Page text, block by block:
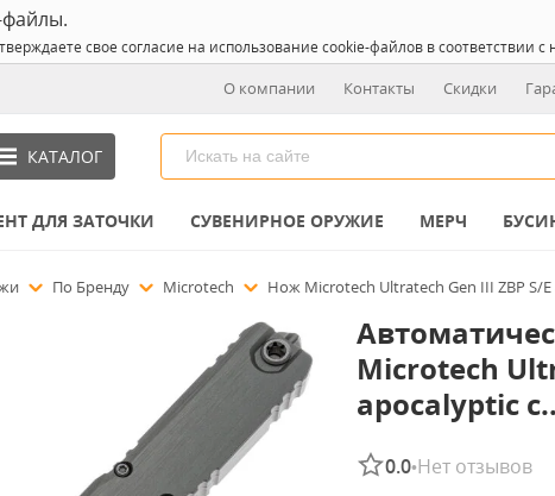
файлы.
свое согласие на использование cookie-файлов в соответствии с
О компании Контакты Скидки
КАТАЛОГ
ДЛЯ ЗАТОЧКИ СУВЕНИРНОЕ ОРУЖИЕ МЕРЧ
По Бренду Microtech Нож Microtech Ultratech Gen III ZBP S/
Microtech
apocalyptic
0.0•Нет отзывов